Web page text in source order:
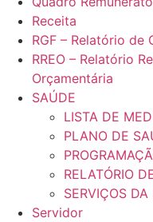
Receita
RGF – Relatório de
RREO – Relatório
Orçamentária
SAÚDE
LISTA DE
PLANO DE
RELATÓRIO
SERVIÇOS DA
Servidor